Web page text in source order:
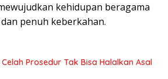
kehidupan beragama
penuh keberkahan.
Prosedur Tak Bisa Halalkan Asal